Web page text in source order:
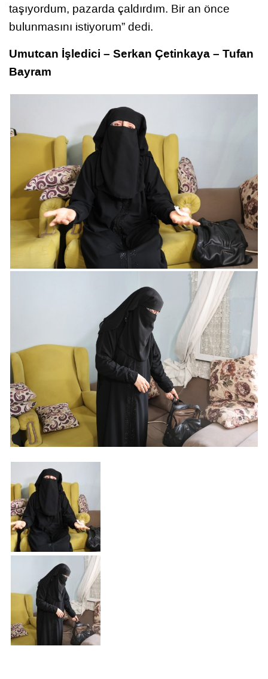
taşıyordum, pazarda çaldırdım. Bir an önce
bulunmasını istiyorum” dedi.
Umutcan İşledici – Serkan Çetinkaya – Tufan
Bayram